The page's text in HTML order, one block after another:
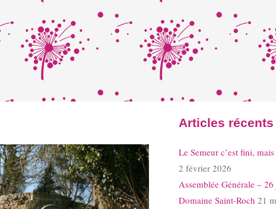
Articles récents
Le Semeur c’est fini,
2 février 2026
Assemblée Générale –
Domaine Saint-Roch 21